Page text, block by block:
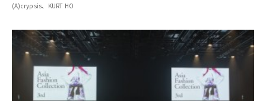
(A)crypsis、KURT HO